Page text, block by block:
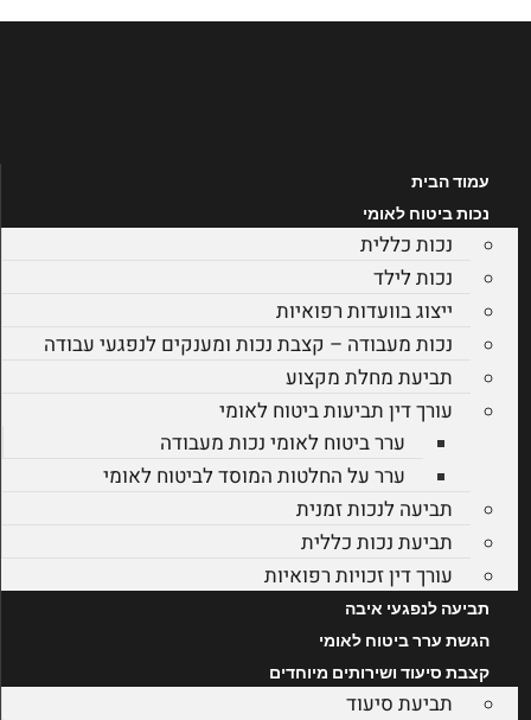
עמוד הבית
נכות ביטוח לאומי
נכות כללית
נכות לילד
ייצוג בוועדות רפואיות
נכות מעבודה – קצבת נכות ומענקים לנפגעי עבודה
תביעת מחלת מקצוע
עורך דין תביעות ביטוח לאומי
ערר ביטוח לאומי נכות מעבודה
ערר על החלטות המוסד לביטוח לאומי
תביעה לנכות זמנית
תביעת נכות כללית
עורך דין זכויות רפואיות
תביעה לנפגעי איבה
הגשת ערר ביטוח לאומי
קצבת סיעוד ושירותים מיוחדים
תביעת סיעוד